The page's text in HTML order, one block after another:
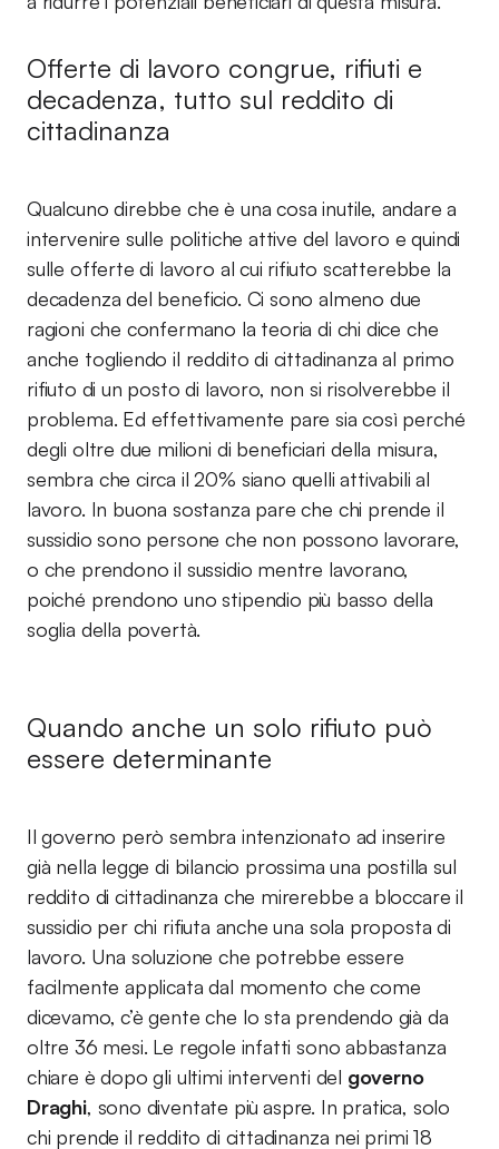
Offerte di lavoro congrue, rifiuti e
decadenza, tutto sul reddito di
cittadinanza
Qualcuno direbbe che è una cosa inutile, andare a
intervenire sulle politiche attive del lavoro e quindi
sulle offerte di lavoro al cui rifiuto scatterebbe la
decadenza del beneficio. Ci sono almeno due
ragioni che confermano la teoria di chi dice che
anche togliendo il reddito di cittadinanza al primo
rifiuto di un posto di lavoro, non si risolverebbe il
problema. Ed effettivamente pare sia così perché
degli oltre due milioni di beneficiari della misura,
sembra che circa il 20% siano quelli attivabili al
lavoro. In buona sostanza pare che chi prende il
sussidio sono persone che non possono lavorare,
o che prendono il sussidio mentre lavorano,
poiché prendono uno stipendio più basso della
soglia della povertà.
Quando anche un solo rifiuto può
essere determinante
Il governo però sembra intenzionato ad inserire
già nella legge di bilancio prossima una postilla sul
reddito di cittadinanza che mirerebbe a bloccare il
sussidio per chi rifiuta anche una sola proposta di
lavoro. Una soluzione che potrebbe essere
facilmente applicata dal momento che come
dicevamo, c’è gente che lo sta prendendo già da
oltre 36 mesi. Le regole infatti sono abbastanza
chiare è dopo gli ultimi interventi del governo
Draghi, sono diventate più aspre. In pratica, solo
chi prende il reddito di cittadinanza nei primi 18